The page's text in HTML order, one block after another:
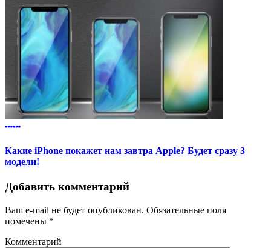
Какие iPhone покажет нам завтра Apple? Будет сразу 3
модели!
Добавить комментарий
Ваш e-mail не будет опубликован. Обязательные поля
помечены *
Комментарий